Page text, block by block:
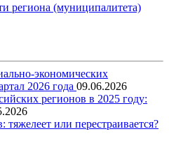
региона (муниципалитета)
экономических
2026 года 09.06.2026
регионов в 2025 году:
или перестраивается?